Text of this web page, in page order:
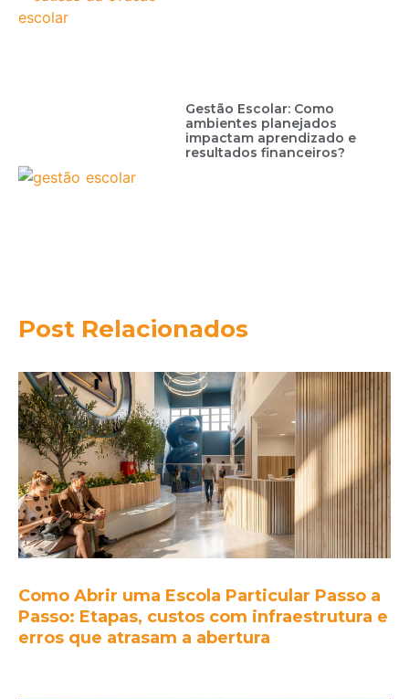
Gestão Escolar: Como
ambientes planejados
impactam aprendizado e
resultados financeiros?
Post Relacionados
Como Abrir uma Escola Particular Passo a
Passo: Etapas, custos com infraestrutura e
erros que atrasam a abertura